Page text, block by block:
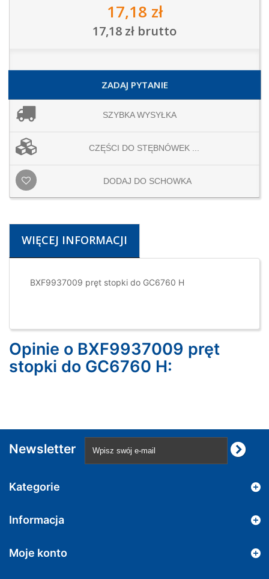
17,18 zł
17,18 zł brutto
ZADAJ PYTANIE
SZYBKA WYSYŁKA
CZĘŚCI DO STĘBNÓWEK ...
DODAJ DO SCHOWKA
WIĘCEJ INFORMACJI
BXF9937009 pręt stopki do GC6760 H
Opinie o BXF9937009 pręt
stopki do GC6760 H:
Newsletter
Kategorie
Informacja
Moje konto